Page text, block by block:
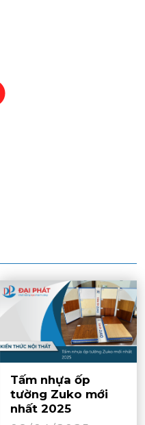
Tấm nhựa ốp
tường Zuko mới
nhất 2025